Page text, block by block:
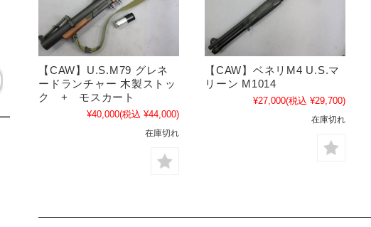
【CAW】U.S.M79 グレネ
ードランチャー 木製ストッ
ク + モスカート
¥40,000(税込 ¥44,000)
在庫切れ
【CAW】ベネリM4 U.S.マ
リーン M1014
¥27,000(税込 ¥29,700)
在庫切れ